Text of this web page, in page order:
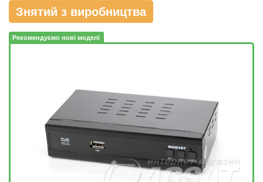
Знятий з виробництва
Рекомендуємо нові моделі